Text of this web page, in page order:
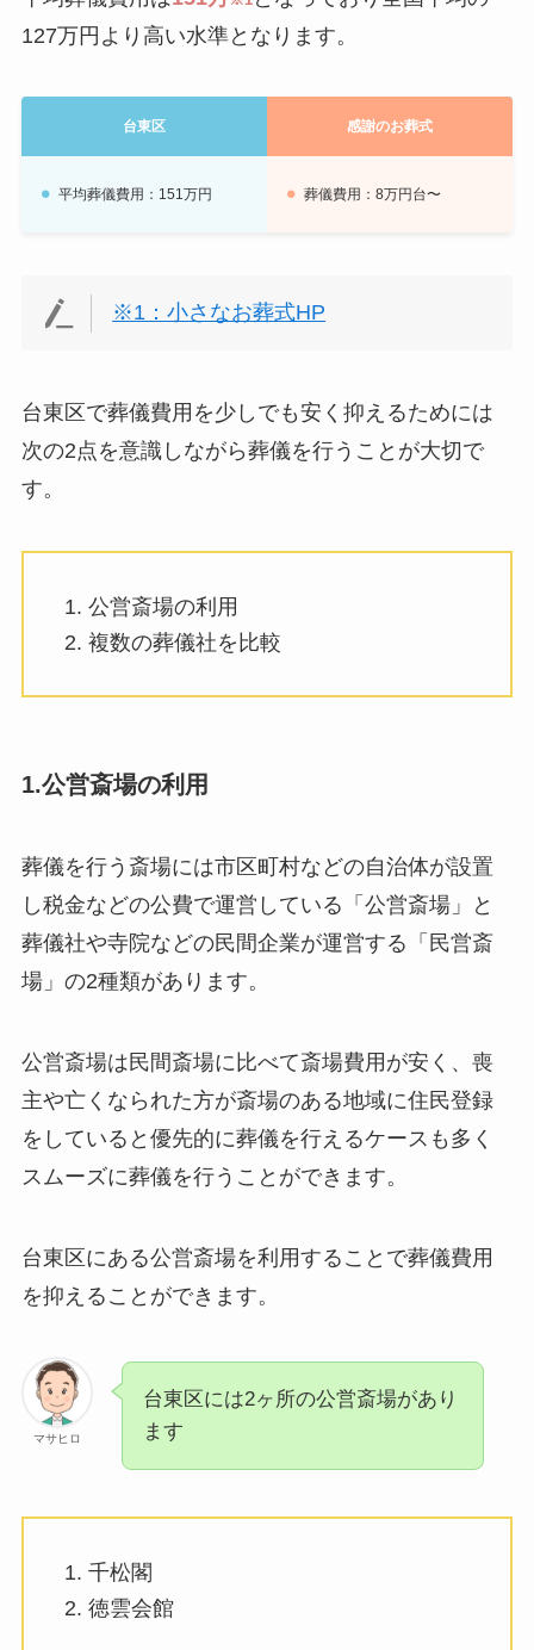
127万円より高い水準となります。
台東区 感謝のお葬式
平均葬儀費用：151万円 葬儀費用：8万円台〜
※1：小さなお葬式HP
台東区で葬儀費用を少しでも安く抑えるためには
次の2点を意識しながら葬儀を行うことが大切で
す。
公営斎場の利用
複数の葬儀社を比較
1.公営斎場の利用
葬儀を行う斎場には市区町村などの自治体が設置
し税金などの公費で運営している「公営斎場」と
葬儀社や寺院などの民間企業が運営する「民営斎
場」の2種類があります。
公営斎場は民間斎場に比べて斎場費用が安く、喪
主や亡くなられた方が斎場のある地域に住民登録
をしていると優先的に葬儀を行えるケースも多く
スムーズに葬儀を行うことができます。
台東区にある公営斎場を利用することで葬儀費用
を抑えることができます。
マサヒロ
台東区には2ヶ所の公営斎場があり
ます
千松閣
徳雲会館